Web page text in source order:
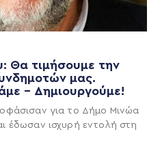
Θα τιμήσουμε την
μας.
– Δημιουργούμε!
για το Δήμο Μινώα
έδωσαν ισχυρή εντολή στη